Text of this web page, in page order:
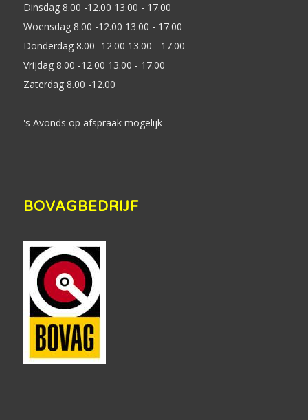
Dinsdag 8.00 -12.00 13.00 - 17.00
Woensdag 8.00 -12.00 13.00 - 17.00
Donderdag 8.00 -12.00 13.00 - 17.00
Vrijdag 8.00 -12.00 13.00 - 17.00
Zaterdag 8.00 -12.00
's Avonds op afspraak mogelijk
BOVAGBEDRIJF